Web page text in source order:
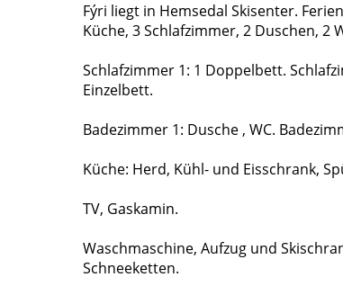
Fýri liegt in Hemsedal Skisenter.
Küche, 3 Schlafzimmer, 2 Duschen, 2
Schlafzimmer 1: 1 Doppelbett.
Einzelbett.
Badezimmer 1: Dusche , WC.
Küche: Herd, Kühl- und Eisschrank,
TV, Gaskamin.
Waschmaschine, Aufzug und
Schneeketten.